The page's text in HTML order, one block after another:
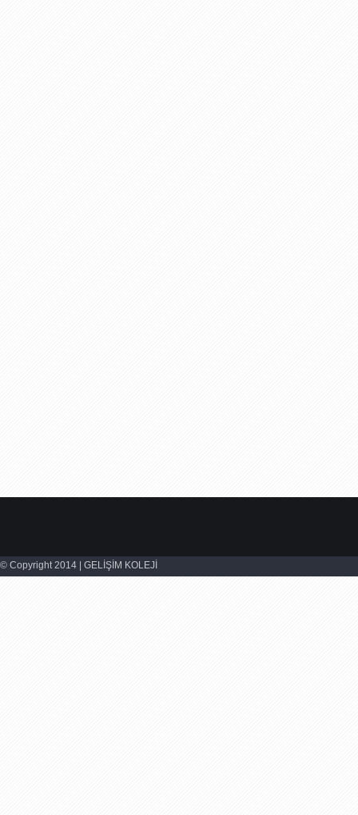
© Copyright 2014 | GELİŞİM KOLEJİ